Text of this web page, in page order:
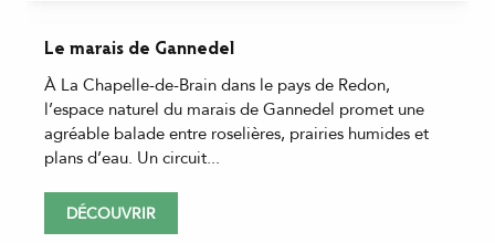
Le marais de Gannedel
À La Chapelle-de-Brain dans le pays de Redon,
l’espace naturel du marais de Gannedel promet une
agréable balade entre roselières, prairies humides et
plans d’eau. Un circuit...
DÉCOUVRIR